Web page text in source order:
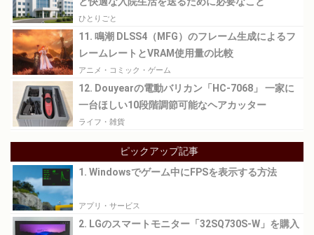
ひとりごと
11. 鳴潮 DLSS4（MFG）のフレーム生成によるフ
レームレートとVRAM使用量の比較
アニメ・コミック・ゲーム
12. Douyearの電動バリカン「HC-7068」 一家に
一台ほしい10段階調節可能なヘアカッター
ライフ・雑貨
ピックアップ記事
1. Windowsでゲーム中にFPSを表示する方法
アプリ・サービス
2. LGのスマートモニター「32SQ730S-W」を購入